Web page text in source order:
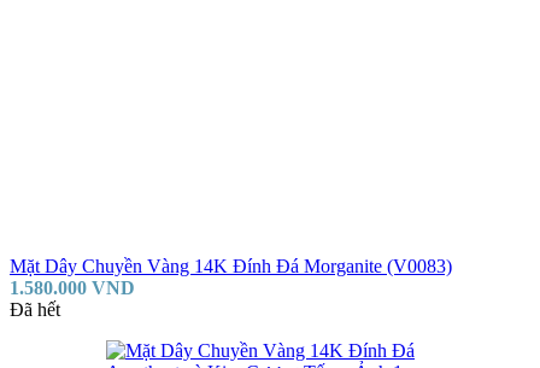
Mặt Dây Chuyền Vàng 14K Đính Đá Morganite (V0083)
1.580.000 VND
Đã hết